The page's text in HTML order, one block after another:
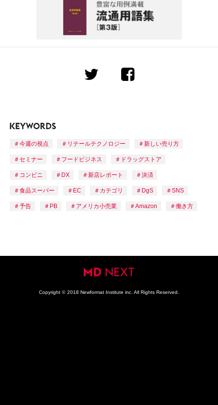
今週の視点 リテールテクノロジー 新しい売り方
セミナー フードビジネス ドラッグストア
コンビニ DX 新店レポート 決済
食品スーパー EC カテゴリ DgS SNS
予告 PB アメリカ小売業 Amazon 働き方
Copyright © 2018 Newformat Institute inc. All Rights Reserved.